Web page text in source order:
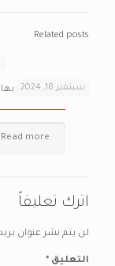
Related posts
سبتمبر 18, 2024
المجلات المعترف بها
Read more
اترك تعليقاً
لن يتم نشر عنوان
التعليق *